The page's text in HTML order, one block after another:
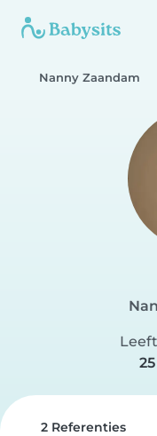
Nanny Zaandam
25
2 Referenties